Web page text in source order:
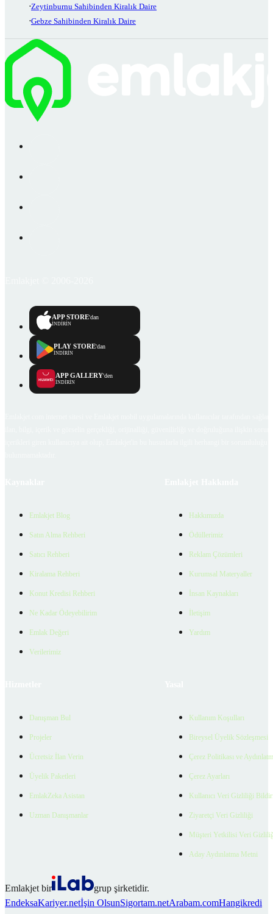
Zeytinburnu Sahibinden Kiralık Daire
Gebze Sahibinden Kiralık Daire
APP STORE'dan
İNDİRİN
PLAY STORE'dan
İNDİRİN
APP GALLERY'den
İNDİRİN
Emlakjet Blog
Satın Alma Rehberi
Satıcı Rehberi
Kiralama Rehberi
Konut Kredisi Rehberi
Ne Kadar Ödeyebilirim
Emlak Değeri
Verilerimiz
Hakkımızda
Ödüllerimiz
Reklam Çözümleri
Kurumsal Materyaller
İnsan Kaynakları
İletişim
Yardım
Danışman Bul
Projeler
Ücretsiz İlan Verin
Üyelik Paketleri
EmlakZeka Asistan
Uzman Danışmanlar
Kullanım Koşulları
Bireysel Üyelik Sözleşmesi
Çerez Politikası ve
Çerez Ayarları
Kullanıcı Veri Gizliliği
Ziyaretçi Veri Gizliliği
Müşteri Yetkilisi Veri
Aday Aydınlatma Metni
Emlakjet bir
grup şirketidir.
EndeksaKariyer.netİşin OlsunSigortam.netArabam.comHangikredi